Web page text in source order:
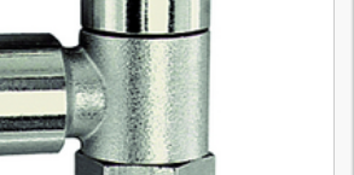
3D-model